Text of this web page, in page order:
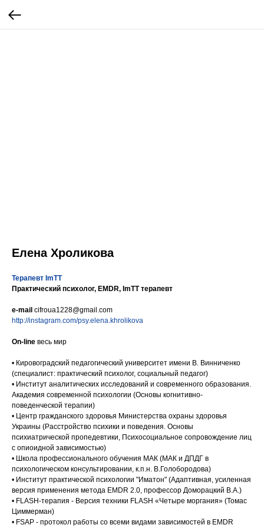
Елена Хроликова
Терапевт ImTT
Практический психолог, EMDR, ImTT терапевт
e-mail cifroua1228@gmail.com
http://instagram.com/psy.elena.khrolikova
On-line весь мир
• Кировоградский педагогический университет имени В. Винниченко
(специалист: практический психолог, социальный педагог)
• Институт аналитических исследований и современного образования.
Академия современной психологии (Основы когнитивно-
поведенческой терапии)
• Центр гражданского здоровья Министерства охраны здоровья
Украины (Расстройство психики и поведения. Основы
психиатрической пропедевтики, Психосоциальное сопровождение лиц
с опиоидной зависимостью)
• Школа профессионального обучения МАК (МАК и ДПДГ в
психологическом консультировании, к.п.н. В.Голобородова)
• Институт практической психологии "Иматон" (Адаптивная, усиленная
версия применения метода EMDR 2.0, профессор Доморацкий В.А.)
• FLASH-терапия - Версия техники FLASH «Четыре моргания» (Томас
Циммерман)
• FSAP - протокол работы со всеми видами зависимостей в EMDR